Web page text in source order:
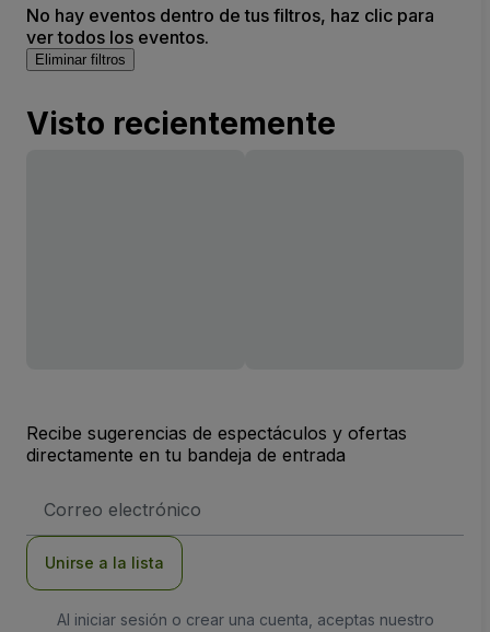
No hay eventos dentro de tus filtros, haz clic para
ver todos los eventos.
Eliminar filtros
Visto recientemente
Recibe sugerencias de espectáculos y ofertas
directamente en tu bandeja de entrada
de
Unirse a la lista
Al iniciar sesión o crear una cuenta, aceptas nuestro